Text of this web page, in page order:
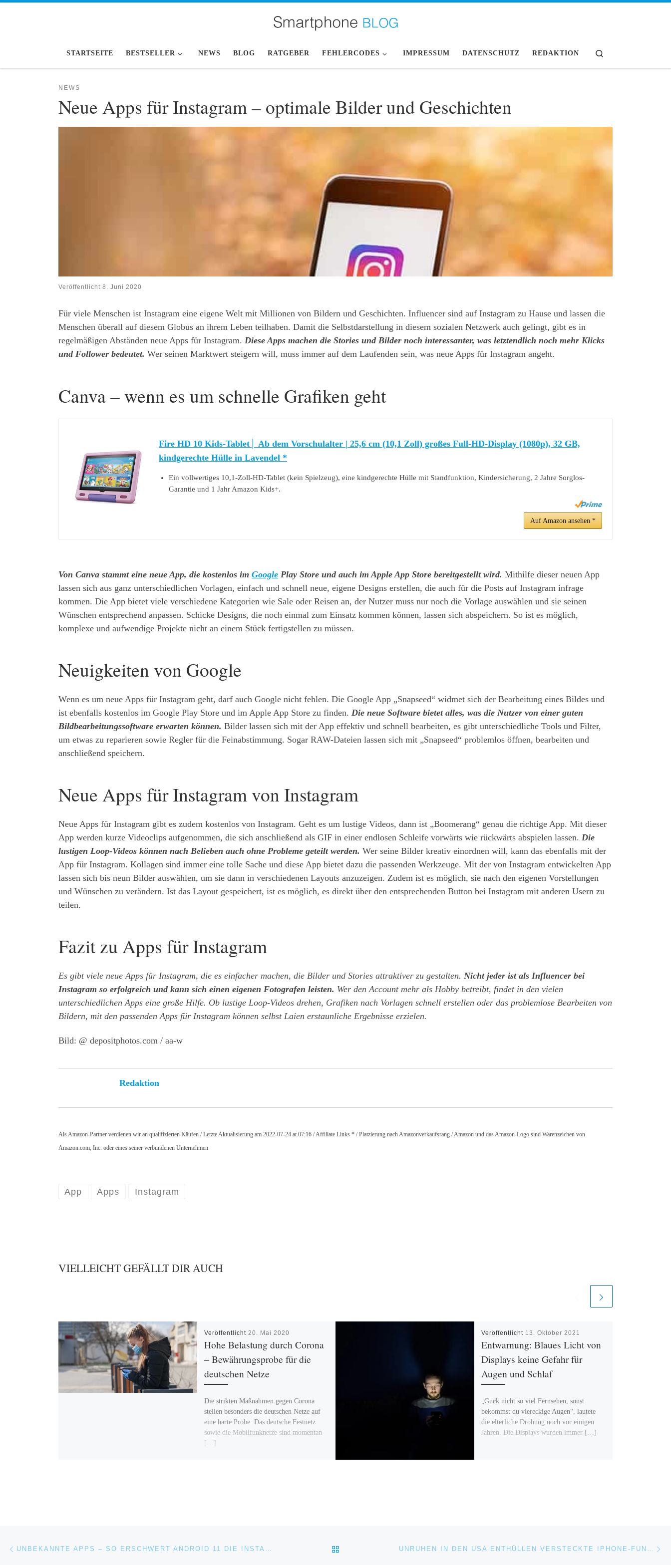
STARTSEITE BESTSELLER NEWS BLOG RATGEBER FEHLERCODES IMPRESSUM DATENSCHUTZ REDAKTION
NEWS
Neue Apps für Instagram – optimale Bilder und Geschichten
Veröffentlicht 8. Juni 2020
Für viele Menschen ist Instagram eine eigene Welt mit Millionen von Bildern und Geschichten. Influencer sind auf Instagram zu Hause und lassen die
Menschen überall auf diesem Globus an ihrem Leben teilhaben. Damit die Selbstdarstellung in diesem sozialen Netzwerk auch gelingt, gibt es in
regelmäßigen Abständen neue Apps für Instagram. Diese Apps machen die Stories und Bilder noch interessanter, was letztendlich noch mehr Klicks
und Follower bedeutet. Wer seinen Marktwert steigern will, muss immer auf dem Laufenden sein, was neue Apps für Instagram angeht.
Canva – wenn es um schnelle Grafiken geht
Fire HD 10 Kids-Tablet│ Ab dem Vorschulalter | 25,6 cm (10,1 Zoll) großes Full-HD-Display (1080p), 32 GB,
kindgerechte Hülle in Lavendel *
Ein vollwertiges 10,1-Zoll-HD-Tablet (kein Spielzeug), eine kindgerechte Hülle mit Standfunktion, Kindersicherung, 2 Jahre Sorglos-
Garantie und 1 Jahr Amazon Kids+.
Auf Amazon ansehen *
Von Canva stammt eine neue App, die kostenlos im Google Play Store und auch im Apple App Store bereitgestellt wird. Mithilfe dieser neuen App
lassen sich aus ganz unterschiedlichen Vorlagen, einfach und schnell neue, eigene Designs erstellen, die auch für die Posts auf Instagram infrage
kommen. Die App bietet viele verschiedene Kategorien wie Sale oder Reisen an, der Nutzer muss nur noch die Vorlage auswählen und sie seinen
Wünschen entsprechend anpassen. Schicke Designs, die noch einmal zum Einsatz kommen können, lassen sich abspeichern. So ist es möglich,
komplexe und aufwendige Projekte nicht an einem Stück fertigstellen zu müssen.
Neuigkeiten von Google
Wenn es um neue Apps für Instagram geht, darf auch Google nicht fehlen. Die Google App „Snapseed“ widmet sich der Bearbeitung eines Bildes und
ist ebenfalls kostenlos im Google Play Store und im Apple App Store zu finden. Die neue Software bietet alles, was die Nutzer von einer guten
Bildbearbeitungssoftware erwarten können. Bilder lassen sich mit der App effektiv und schnell bearbeiten, es gibt unterschiedliche Tools und Filter,
um etwas zu reparieren sowie Regler für die Feinabstimmung. Sogar RAW-Dateien lassen sich mit „Snapseed“ problemlos öffnen, bearbeiten und
anschließend speichern.
Neue Apps für Instagram von Instagram
Neue Apps für Instagram gibt es zudem kostenlos von Instagram. Geht es um lustige Videos, dann ist „Boomerang“ genau die richtige App. Mit dieser
App werden kurze Videoclips aufgenommen, die sich anschließend als GIF in einer endlosen Schleife vorwärts wie rückwärts abspielen lassen. Die
lustigen Loop-Videos können nach Belieben auch ohne Probleme geteilt werden. Wer seine Bilder kreativ einordnen will, kann das ebenfalls mit der
App für Instagram. Kollagen sind immer eine tolle Sache und diese App bietet dazu die passenden Werkzeuge. Mit der von Instagram entwickelten App
lassen sich bis neun Bilder auswählen, um sie dann in verschiedenen Layouts anzuzeigen. Zudem ist es möglich, sie nach den eigenen Vorstellungen
und Wünschen zu verändern. Ist das Layout gespeichert, ist es möglich, es direkt über den entsprechenden Button bei Instagram mit anderen Usern zu
teilen.
Fazit zu Apps für Instagram
Es gibt viele neue Apps für Instagram, die es einfacher machen, die Bilder und Stories attraktiver zu gestalten. Nicht jeder ist als Influencer bei
Instagram so erfolgreich und kann sich einen eigenen Fotografen leisten. Wer den Account mehr als Hobby betreibt, findet in den vielen
unterschiedlichen Apps eine große Hilfe. Ob lustige Loop-Videos drehen, Grafiken nach Vorlagen schnell erstellen oder das problemlose Bearbeiten von
Bildern, mit den passenden Apps für Instagram können selbst Laien erstaunliche Ergebnisse erzielen.
Bild: @ depositphotos.com / aa-w
Redaktion
Als Amazon-Partner verdienen wir an qualifizierten Käufen / Letzte Aktualisierung am 2022-07-24 at 07:16 / Affiliate Links * / Platzierung nach Amazonverkaufsrang / Amazon und das Amazon-Logo sind Warenzeichen von
Amazon.com, Inc. oder eines seiner verbundenen Unternehmen
App Apps Instagram
VIELLEICHT GEFÄLLT DIR AUCH
Veröffentlicht 20. Mai 2020
Hohe Belastung durch Corona
– Bewährungsprobe für die
deutschen Netze
Die strikten Maßnahmen gegen Corona
stellen besonders die deutschen Netze auf
eine harte Probe. Das deutsche Festnetz
sowie die Mobilfunknetze sind momentan
[…]
Veröffentlicht 13. Oktober 2021
Entwarnung: Blaues Licht von
Displays keine Gefahr für
Augen und Schlaf
„Guck nicht so viel Fernsehen, sonst
bekommst du viereckige Augen“, lautete
die elterliche Drohung noch vor einigen
Jahren. Die Displays wurden immer […]
Beitragsnavigation UNBEKANNTE APPS – SO ERSCHWERT ANDROID 11 DIE INSTALLATION ZURÜCK ZUR BEITRAGSLISTE UNRUHEN IN DEN USA ENTHÜLLEN VERSTECKTE IPHONE-FUNKTION